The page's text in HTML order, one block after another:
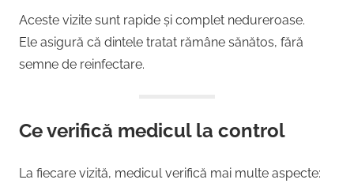
Aceste vizite sunt rapide și complet nedureroase.
Ele asigură că dintele tratat rămâne sănătos, fără
semne de reinfectare.
Ce verifică medicul la control
La fiecare vizită, medicul verifică mai multe aspecte: